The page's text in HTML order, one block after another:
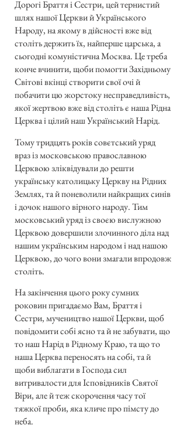
Дорогі Браття і Сестри, цей тернистий
шлях нашої Церкви й Українського
Народу, на якому в дійсності вже від
століть держить їх, найперше царська, а
сьогодні комуністична Москва. Це треба
конче вчинити, щоби помогти Західньому
Світові вкінці створити свої очі й
побачити цю жорстоку несправедливість,
якої жертвою вже від століть є наша Рідна
Церква і цілий наш Український Нарід.
Тому тридцять років совєтський уряд
враз із московською православною
Церквою зліквідували до решти
українську католицьку Церкву на Рідних
Землях, та й поневолили найкращих синів
і дочок нашого вірного народу. Тим
московський уряд із своєю вислужною
Церквою довершили злочинного діла над
нашим українським народом і над нашою
Церквою, до чого вони змагали впродовж
століть.
На закінчення цього року сумних
роковин пригадаємо Вам, Браття і
Сестри, мучеництво нашої Церкви, щоб
повідомити собі ясно та й не забувати, що
то наш Нарід в Рідному Краю, та що то
наша Церква переносять на собі, та й
щоби виблагати в Господа сил
витривалости для Ісповідників Святої
Віри, але й теж скорочення часу тої
тяжкої проби, яка кличе про пімсту до
неба.